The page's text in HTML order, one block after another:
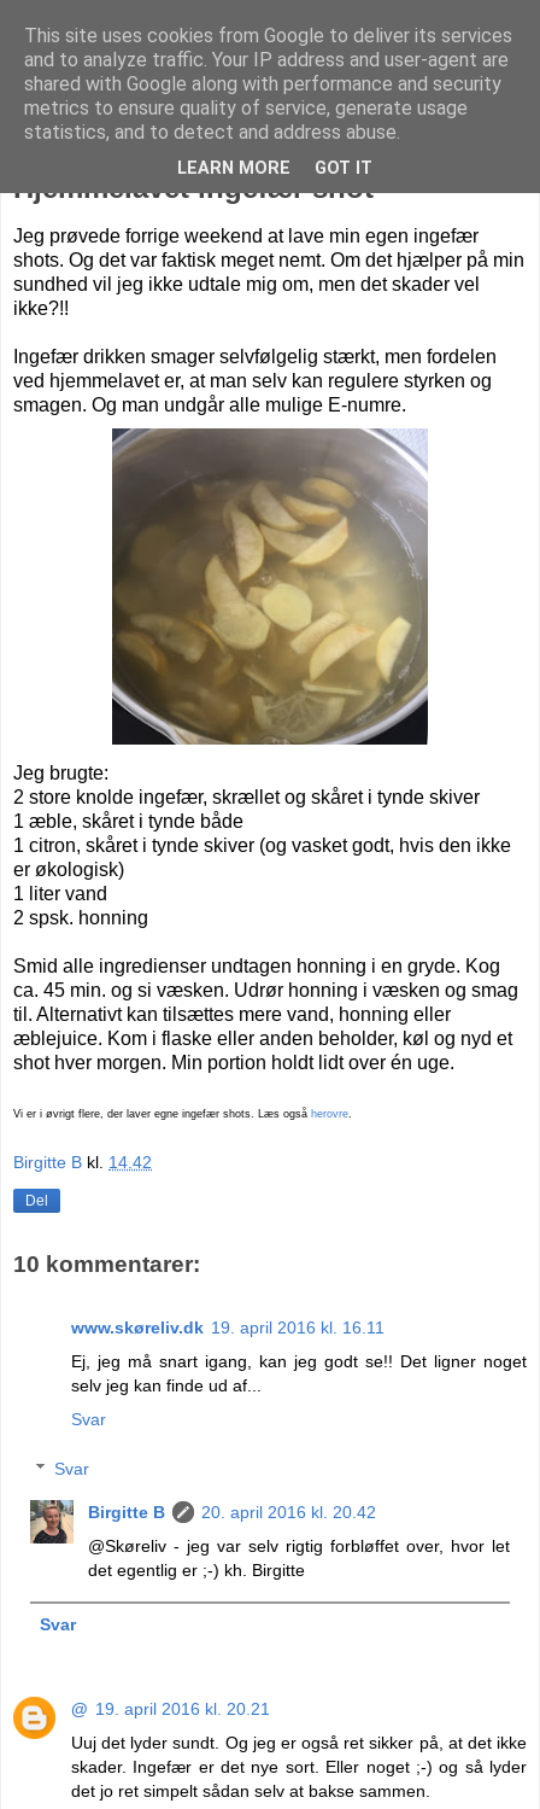
Livet på Vestegnen
Hjemmelavet ingefær shot
Jeg prøvede forrige weekend at lave min egen ingefær
shots. Og det var faktisk meget nemt. Om det hjælper på min
sundhed vil jeg ikke udtale mig om, men det skader vel
ikke?!!
Ingefær drikken smager selvfølgelig stærkt, men fordelen
ved hjemmelavet er, at man selv kan regulere styrken og
smagen. Og man undgår alle mulige E-numre.
Jeg brugte:
2 store knolde ingefær, skrællet og skåret i tynde skiver
1 æble, skåret i tynde både
1 citron, skåret i tynde skiver (og vasket godt, hvis den ikke
er økologisk)
1 liter vand
2 spsk. honning
Smid alle ingredienser undtagen honning i en gryde. Kog
ca. 45 min. og si væsken. Udrør honning i væsken og smag
til. Alternativt kan tilsættes mere vand, honning eller
æblejuice. Kom i flaske eller anden beholder, køl og nyd et
shot hver morgen. Min portion holdt lidt over én uge.
Vi er i øvrigt flere, der laver egne ingefær shots. Læs også herovre
Birgitte B kl. 14.42
Del
10 kommentarer:
www.skøreliv.dk 19. april 2016 kl. 16.11
Ej, jeg må snart igang, kan jeg godt se!! Det ligner noget
selv jeg kan finde ud af...
Svar
Svar
Birgitte B
20. april 2016 kl. 20.42
@Skøreliv - jeg var selv rigtig forbløffet over, hvor let
det egentlig er ;-) kh. Birgitte
Svar
@ 19. april 2016 kl. 20.21
Uuj det lyder sundt. Og jeg er også ret sikker på, at det ikke
skader. Ingefær er det nye sort. Eller noget ;-) og så lyder
det jo ret simpelt sådan selv at bakse sammen.
This site uses cookies from Google to deliver its services
and to analyze traffic. Your IP address and user-agent are
shared with Google along with performance and security
metrics to ensure quality of service, generate usage
statistics, and to detect and address abuse.
LEARN MORE GOT IT